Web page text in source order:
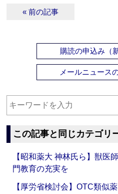
« 前の記事
購読の申込み（
メールニュース
この記事と同じカテゴリ
【昭和薬大 神林氏ら】獣医
門教育の充実を
【厚労省検討会】OTC類似